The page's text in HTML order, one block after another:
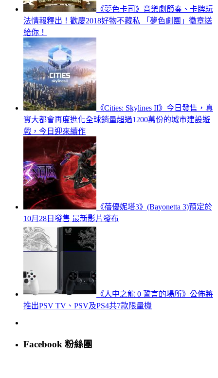
《夢色卡司》音樂劇節奏、卡牌玩
法情報釋出！歡慶2018好物不藏私 「夢色劇團」徽章送
給你！
《Cities: Skylines II》今日發售，真
實大都會再度進化全球銷量超過1200萬份的城市建設遊
戲，今日迎來續作
《蓓優妮塔3》(Bayonetta 3)預定於
10月28日發售 最新影片發布
《人中之龍 0 誓言的場所》公佈將
推出PSV TV、PSV及PS4共7款限量機
Facebook 粉絲團